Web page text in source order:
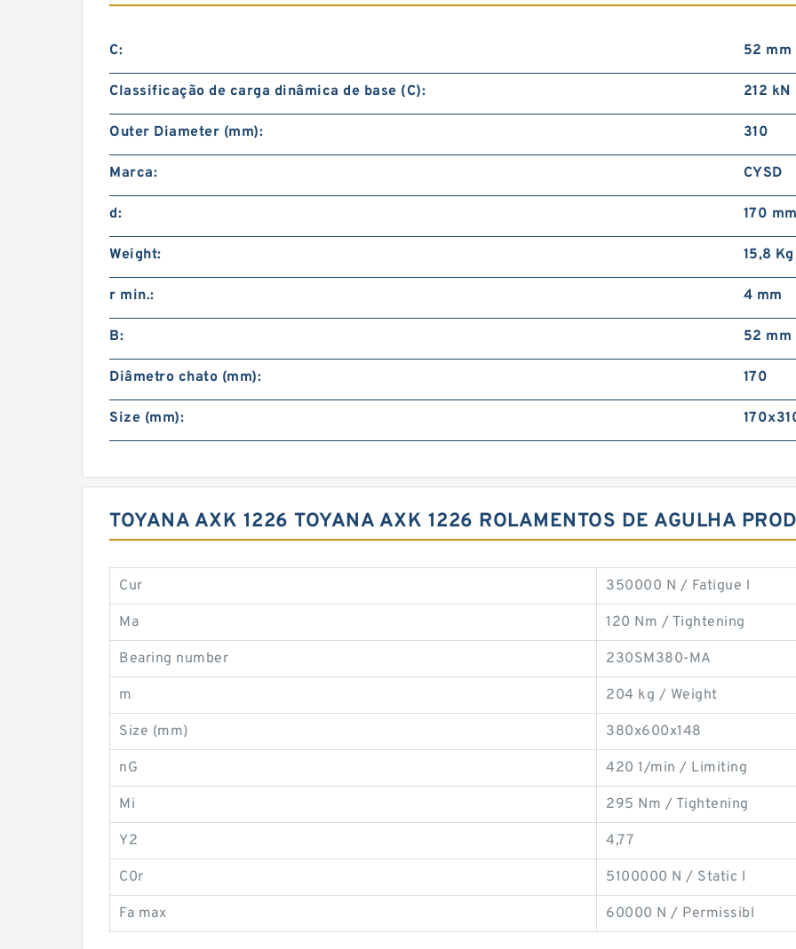
C: 52 mm
Classificação de carga dinâmica de base (C): 212 kN
Outer Diameter (mm): 310
Marca: CYSD
d: 170
Weight: 15,8 Kg
r min.: 4 mm
B: 52 mm
Diâmetro chato (mm): 170
Size (mm):
TOYANA AXK 1226 TOYANA AXK 1226 ROLAMENTOS DE AGULHA
Cur 350000 N / Fatigue l
Ma 120 Nm / Tightening
Bearing number 230SM380-MA
m 204 kg / Weight
Size (mm) 380x600x148
nG 420 1/min / Limiting
Mi 295 Nm / Tightening
Y2 4,77
C0r 5100000 N / Static l
Fa max 60000 N / Permissibl